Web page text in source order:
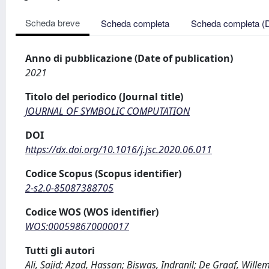
Scheda breve Scheda completa Scheda completa
Anno di pubblicazione (Date of publication)
2021
Titolo del periodico (Journal title)
JOURNAL OF SYMBOLIC COMPUTATION
DOI
https://dx.doi.org/10.1016/j.jsc.2020.06.011
Codice Scopus (Scopus identifier)
2-s2.0-85087388705
Codice WOS (WOS identifier)
WOS:000598670000017
Tutti gli autori
Ali, Sajid; Azad, Hassan; Biswas, Indranil; De Graaf,